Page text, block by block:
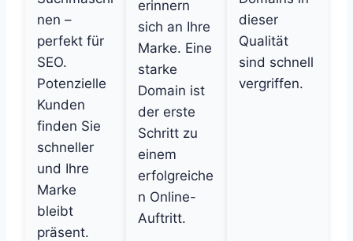
nen –
perfekt für
SEO.
Potenzielle
Kunden
finden Sie
schneller
und Ihre
Marke
bleibt
präsent.
erinnern
sich an Ihre
Marke. Eine
starke
Domain ist
der erste
Schritt zu
einem
erfolgreiche
n Online-
Auftritt.
dieser
Qualität
sind schnell
vergriffen.